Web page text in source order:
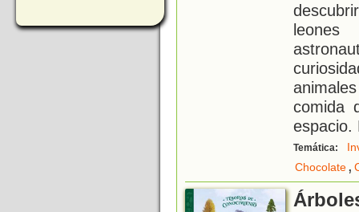
comida
espacio.
Temática:
Chocolate,